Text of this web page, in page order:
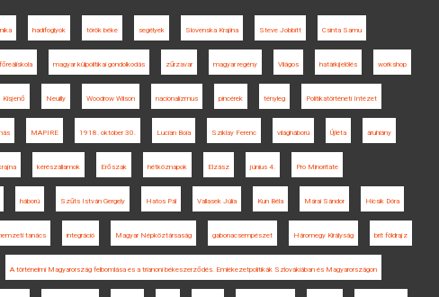
hadifoglyok török béke segélyek Slovenska Krajina Steve Jobbitt Csinta Samu
főreáliskola magyar külpolitikai gondolkodás zűrzavar magyar regény Világos határkijelölés workshop
Kisjenő Neuilly Woodrow Wilson nacionalizmus pincérek tényleg Politikatörténeti Intézet
MAPIRE 1918. október 30. Lucian Boia Sziklay Ferenc világháború Újléta áruhiány
kérészállamok Erőszak hétköznapok Elzász június 4. Pro Minoritate
háború Szűts István Gergely Hatos Pál Vallasek Júlia Kun Béla Márai Sándor Hicsik Dóra
tanács integráció Magyar Népköztársaság gabonacsempészet Háromegy Királyság brit földrajz
A történelmi Magyarország felbomlása és a trianoni békeszerződés. Emlékezetpolitikák Szlovákiában és Magyarországon